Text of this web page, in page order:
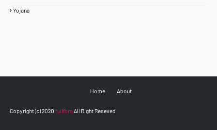
Yojana
Home About
Copyright (c) 2020 fullfom All Right Reseved